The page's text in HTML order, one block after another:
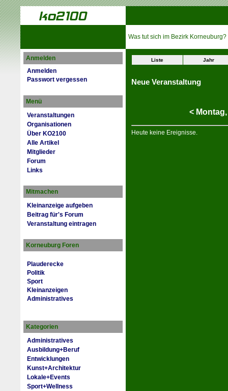
Was tut sich im Bezirk Korneuburg?
Anmelden
Anmelden
Passwort vergessen
Menü
Veranstaltungen
Organisationen
Über KO2100
Alle Artikel
Mitglieder
Forum
Links
Mitmachen
Kleinanzeige aufgeben
Beitrag für's Forum
Veranstaltung eintragen
Korneuburg Foren
Plauderecke
Politik
Sport
Kleinanzeigen
Administratives
Kategorien
Administratives
Ausbildung+Beruf
Entwicklungen
Kunst+Architektur
Lokale+Events
Sport+Wellness
Liste Jahr
Neue Veranstaltung
<
Heute keine Ereignisse.